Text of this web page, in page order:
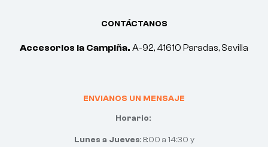
CONTÁCTANOS
Accesorios la Campiña. A-92, 41610 Paradas, Sevilla
ENVIANOS UN MENSAJE
Horario:
Lunes a Jueves: 8:00 a 14:30 y